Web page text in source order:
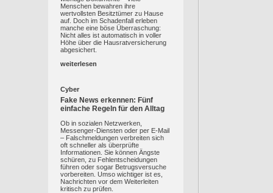
Menschen bewahren ihre
wertvollsten Besitztümer zu Hause
auf. Doch im Schadenfall erleben
manche eine böse Überraschung:
Nicht alles ist automatisch in voller
Höhe über die Hausratversicherung
abgesichert.
weiterlesen
Cyber
Fake News erkennen: Fünf
einfache Regeln für den Alltag
Ob in sozialen Netzwerken,
Messenger-Diensten oder per E-Mail
– Falschmeldungen verbreiten sich
oft schneller als überprüfte
Informationen. Sie können Ängste
schüren, zu Fehlentscheidungen
führen oder sogar Betrugsversuche
vorbereiten. Umso wichtiger ist es,
Nachrichten vor dem Weiterleiten
kritisch zu prüfen.